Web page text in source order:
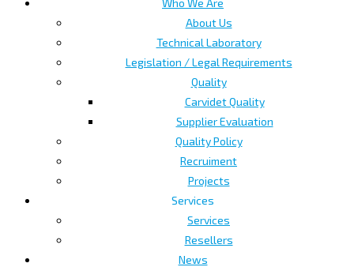
Who We Are
About Us
Technical Laboratory
Legislation / Legal Requirements
Quality
Carvidet Quality
Supplier Evaluation
Quality Policy
Recruiment
Projects
Services
Services
Resellers
News